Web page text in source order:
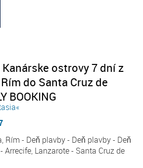
Kanárske ostrovy 7 dní z
do Santa Cruz de
BOOKING
Rím - Deň plavby - Deň plavby - Deň
Arrecife, Lanzarote - Santa Cruz de